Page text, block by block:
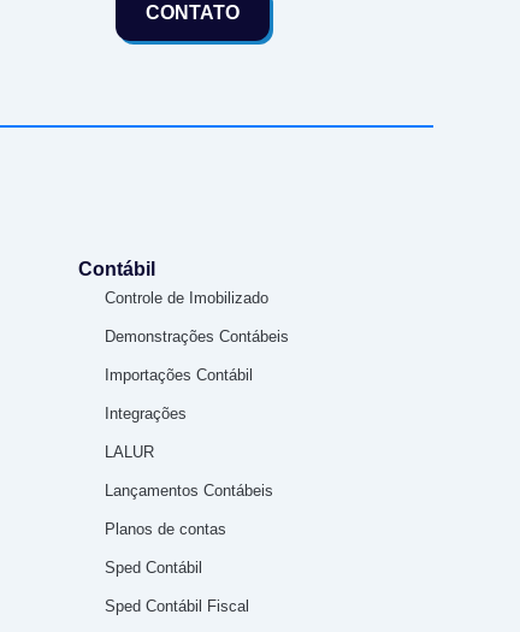
CONTATO
Contábil
Controle de Imobilizado
Demonstrações Contábeis
Importações Contábil
Integrações
LALUR
Lançamentos Contábeis
Planos de contas
Sped Contábil
Sped Contábil Fiscal